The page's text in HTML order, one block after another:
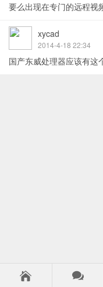
要么出现在专门的远程视
xycad
2014-4-18 22:34
国产东威处理器应该有这
 